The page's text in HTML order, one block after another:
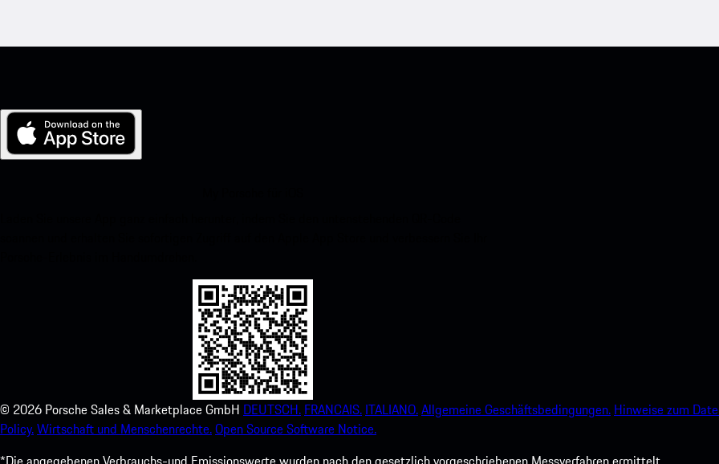
© 2026 Porsche Sales & Marketplace GmbH DEUTSCH. FRANCAIS. ITALIANO.Allgemeine Geschäftsbedingungen. Hinweise zum
Policy.Wirtschaft und Menschenrechte.Open Source Software Notice.